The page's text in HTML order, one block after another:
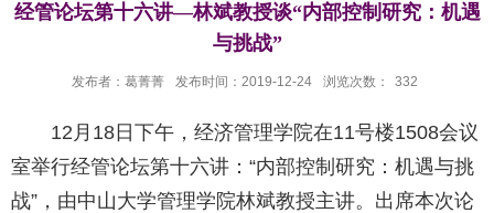
经管论坛第十六讲—林斌教授谈“内部控制研究：机遇
与挑战”
发布者：葛菁菁 发布时间：2019-12-24 浏览次数： 332
12月18日下午，经济管理学院在11号楼1508会议
室举行经管论坛第十六讲：“内部控制研究：机遇与挑
战”，由中山大学管理学院林斌教授主讲。出席本次论